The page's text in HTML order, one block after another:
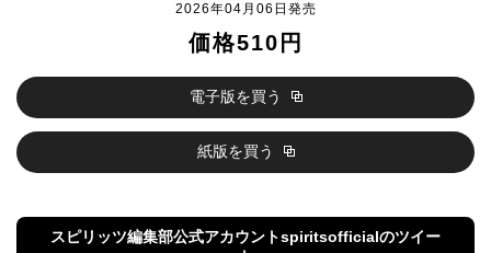
2026年04月06日発売
価格510円
電子版を買う
紙版を買う
スピリッツ編集部公式アカウントspiritsofficialのツイー